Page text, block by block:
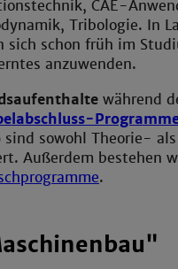
CAE-
Tribologie. In
sich schon früh im
anzuwenden.
während
sind sowohl Theorie- als
Außerdem bestehen
.